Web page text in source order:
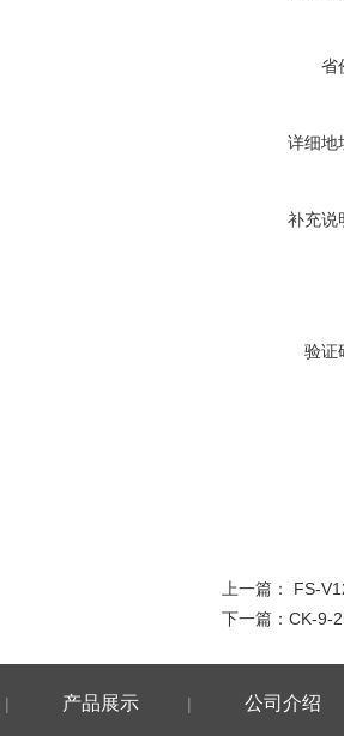
省
详细地
补充说
验证
上一篇： FS-
下一篇： CK-9-
| 产品展示 | 公司介绍